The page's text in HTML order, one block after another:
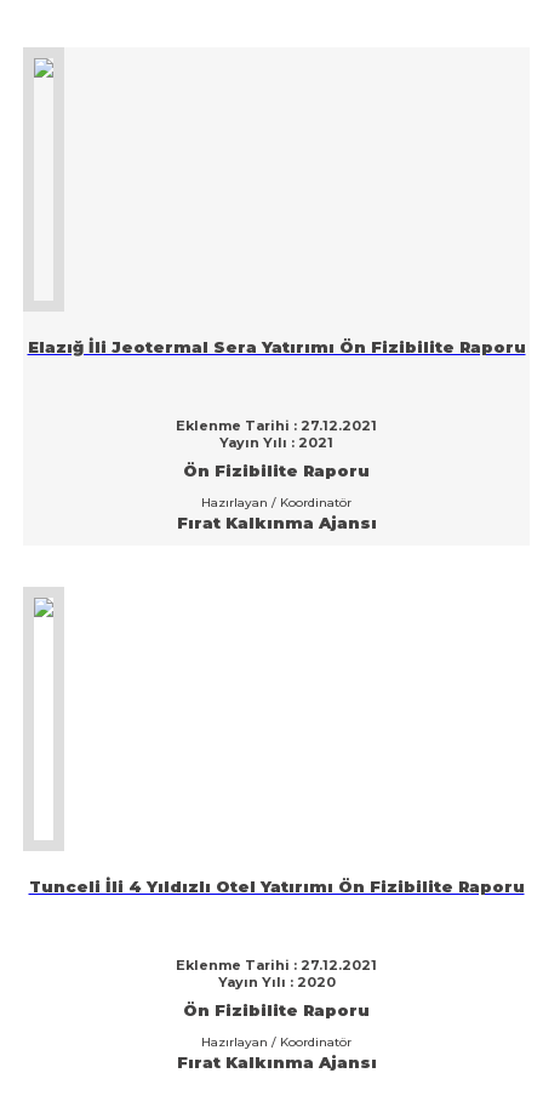
Elazığ İli Jeotermal Sera Yatırımı Ön Fizibilite Raporu
Eklenme Tarihi : 27.12.2021
Yayın Yılı : 2021
Ön Fizibilite Raporu
Hazırlayan / Koordinatör
Fırat Kalkınma Ajansı
Tunceli İli 4 Yıldızlı Otel Yatırımı Ön Fizibilite Raporu
Eklenme Tarihi : 27.12.2021
Yayın Yılı : 2020
Ön Fizibilite Raporu
Hazırlayan / Koordinatör
Fırat Kalkınma Ajansı